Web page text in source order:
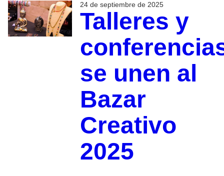
24 de septiembre de 2025
Talleres y
se unen al
Bazar
Creativo
2025